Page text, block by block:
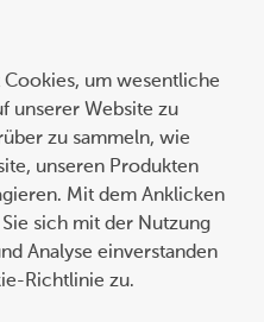
um wesentliche
unserer Website zu
zu sammeln, wie
unseren Produkten
Mit dem Anklicken
sich mit der Nutzung
Analyse einverstanden
Richtlinie zu.